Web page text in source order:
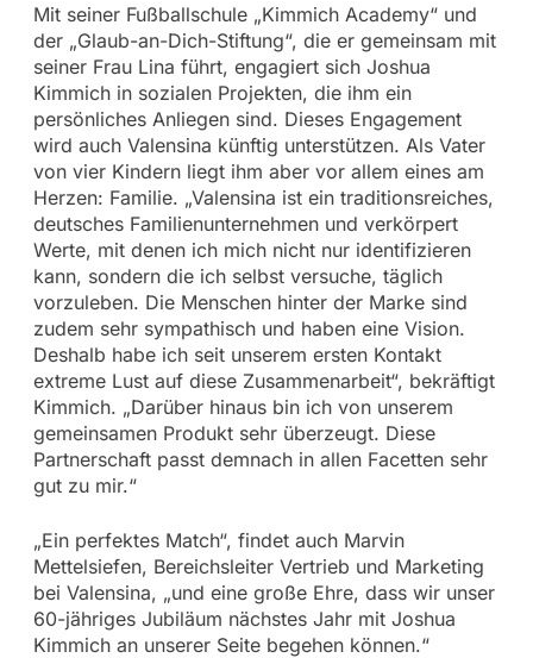
Mit seiner Fußballschule „Kimmich Academy“ und
der „Glaub-an-Dich-Stiftung“, die er gemeinsam mit
seiner Frau Lina führt, engagiert sich Joshua
Kimmich in sozialen Projekten, die ihm ein
persönliches Anliegen sind. Dieses Engagement
wird auch Valensina künftig unterstützen. Als Vater
von vier Kindern liegt ihm aber vor allem eines am
Herzen: Familie. „Valensina ist ein traditionsreiches,
deutsches Familienunternehmen und verkörpert
Werte, mit denen ich mich nicht nur identifizieren
kann, sondern die ich selbst versuche, täglich
vorzuleben. Die Menschen hinter der Marke sind
zudem sehr sympathisch und haben eine Vision.
Deshalb habe ich seit unserem ersten Kontakt
extreme Lust auf diese Zusammenarbeit“, bekräftigt
Kimmich. „Darüber hinaus bin ich von unserem
gemeinsamen Produkt sehr überzeugt. Diese
Partnerschaft passt demnach in allen Facetten sehr
gut zu mir.“
„Ein perfektes Match“, findet auch Marvin
Mettelsiefen, Bereichsleiter Vertrieb und Marketing
bei Valensina, „und eine große Ehre, dass wir unser
60-jähriges Jubiläum nächstes Jahr mit Joshua
Kimmich an unserer Seite begehen können.“